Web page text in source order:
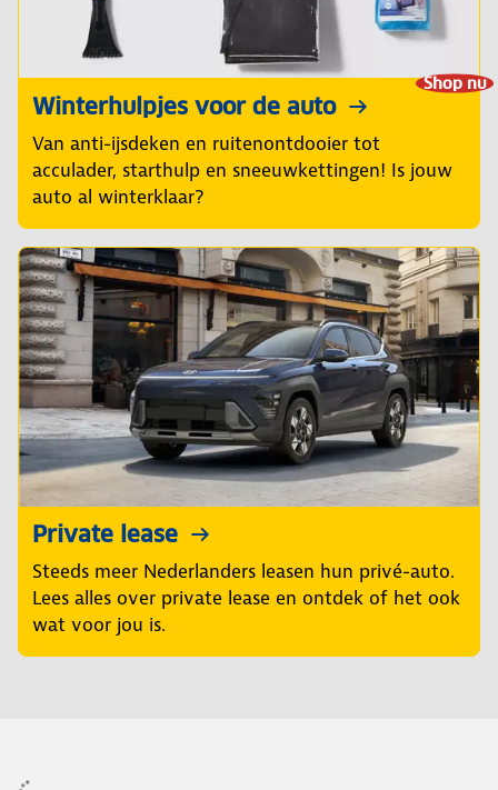
Shop nu
Winterhulpjes voor de auto
Van anti-ijsdeken en ruitenontdooier tot
acculader, starthulp en sneeuwkettingen! Is jouw
auto al winterklaar?
Private lease
Steeds meer Nederlanders leasen hun privé-auto.
Lees alles over private lease en ontdek of het ook
wat voor jou is.